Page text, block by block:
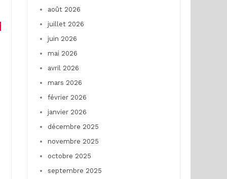
août 2026
juillet 2026
juin 2026
mai 2026
avril 2026
mars 2026
février 2026
janvier 2026
décembre 2025
novembre 2025
octobre 2025
septembre 2025